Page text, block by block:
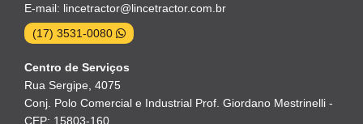
E-mail: lincetractor@lincetractor.com.br
(17) 3531-0080
Centro de Serviços
Rua Sergipe, 4075
Conj. Polo Comercial e Industrial Prof. Giordano Mestrinelli -
CEP: 15803-160